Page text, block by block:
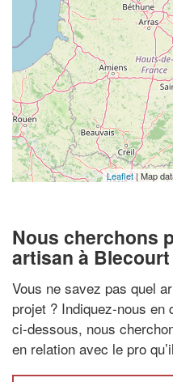
Leaflet| Map
Nous cherchons
artisan à Blecourt
Vous ne savez pas quel
projet ? Indiquez-nous
ci-dessous, nous
en relation avec le pro